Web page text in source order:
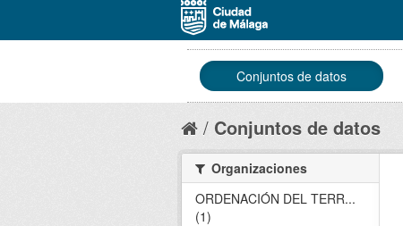
Conjuntos de datos
Conjuntos de datos
Organizaciones
ORDENACIÓN DEL TERR...
(1)